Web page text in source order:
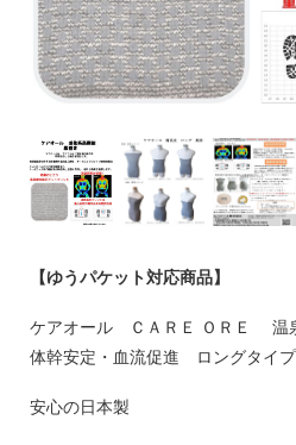
【ゆうパケット対応商品】
ケアオール ＣＡＲＥ ＯＲＥ 温
体幹安定・血流促進 ロングタイ
安心の日本製